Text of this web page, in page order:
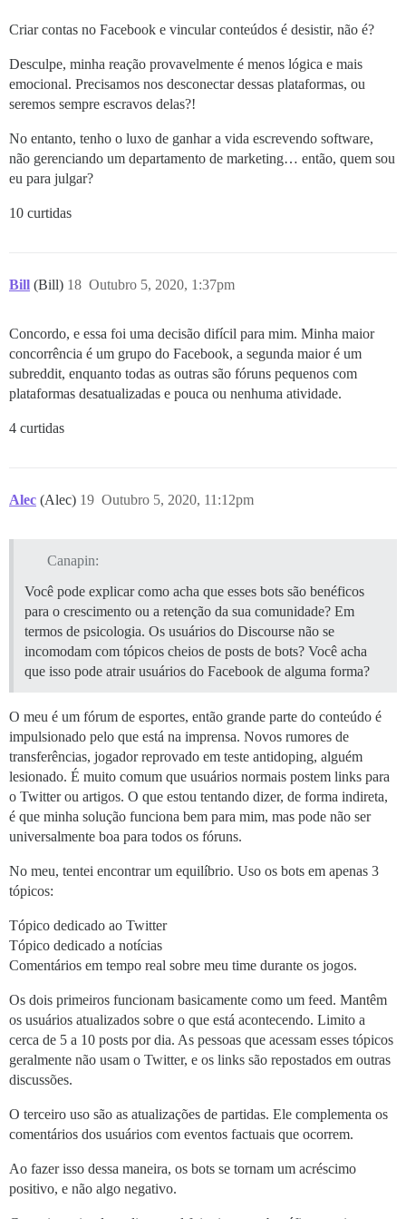
Criar contas no Facebook e vincular conteúdos é desistir, não é?
Desculpe, minha reação provavelmente é menos lógica e mais
emocional. Precisamos nos desconectar dessas plataformas, ou
seremos sempre escravos delas?!
No entanto, tenho o luxo de ganhar a vida escrevendo software,
não gerenciando um departamento de marketing… então, quem sou
eu para julgar?
10 curtidas
Bill (Bill) Outubro 5, 2020, 1:37pm
18
Concordo, e essa foi uma decisão difícil para mim. Minha maior
concorrência é um grupo do Facebook, a segunda maior é um
subreddit, enquanto todas as outras são fóruns pequenos com
plataformas desatualizadas e pouca ou nenhuma atividade.
4 curtidas
Alec (Alec) Outubro 5, 2020, 11:12pm
19
Canapin:
Você pode explicar como acha que esses bots são benéficos
para o crescimento ou a retenção da sua comunidade? Em
termos de psicologia. Os usuários do Discourse não se
incomodam com tópicos cheios de posts de bots? Você acha
que isso pode atrair usuários do Facebook de alguma forma?
O meu é um fórum de esportes, então grande parte do conteúdo é
impulsionado pelo que está na imprensa. Novos rumores de
transferências, jogador reprovado em teste antidoping, alguém
lesionado. É muito comum que usuários normais postem links para
o Twitter ou artigos. O que estou tentando dizer, de forma indireta,
é que minha solução funciona bem para mim, mas pode não ser
universalmente boa para todos os fóruns.
No meu, tentei encontrar um equilíbrio. Uso os bots em apenas 3
tópicos:
Tópico dedicado ao Twitter
Tópico dedicado a notícias
Comentários em tempo real sobre meu time durante os jogos.
Os dois primeiros funcionam basicamente como um feed. Mantêm
os usuários atualizados sobre o que está acontecendo. Limito a
cerca de 5 a 10 posts por dia. As pessoas que acessam esses tópicos
geralmente não usam o Twitter, e os links são repostados em outras
discussões.
O terceiro uso são as atualizações de partidas. Ele complementa os
comentários dos usuários com eventos factuais que ocorrem.
Ao fazer isso dessa maneira, os bots se tornam um acréscimo
positivo, e não algo negativo.